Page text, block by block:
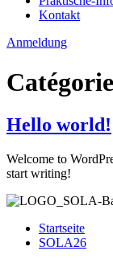
Kontakt
Anmeldung
Hello world!
Welcome to
start writing!
Startseite
SOLA26